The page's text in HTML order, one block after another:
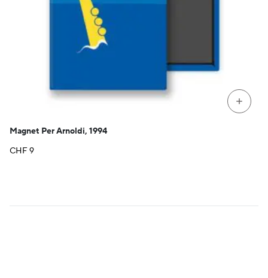
+
Magnet Per Arnoldi, 1994
CHF9